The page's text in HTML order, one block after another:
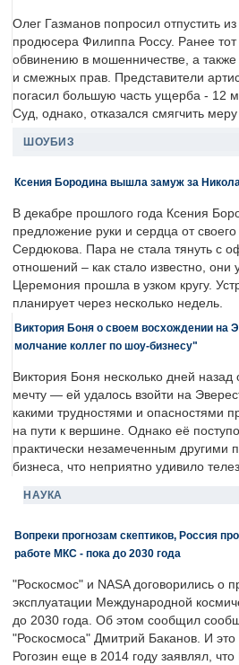
Олег Газманов попросил отпустить
продюсера Филиппа Россу. Ранее
обвинению в мошенничестве, а
и смежных прав. Представители
погасил большую часть ущерба - 12
Суд, однако, отказался смягчить
ШОУБИЗ
Ксения Бородина вышла замуж за
В декабре прошлого года Ксения
предложение руки и сердца от
Сердюкова. Пара не стала тянуть с
отношений – как стало известно, они
Церемония прошла в узком кругу.
планирует через несколько недель.
Виктория Боня о своем восхождении на
молчание коллег по шоу-бизнесу"
Виктория Боня несколько дней
мечту — ей удалось взойти на
какими трудностями и опасностями
на пути к вершине. Однако её
практически незамеченным другими
бизнеса, что неприятно удивило
НАУКА
Вопреки прогнозам скептиков, Россия
работе МКС - пока до 2030 года
"Роскосмос" и NASA договорились о
эксплуатации Международной
до 2030 года. Об этом сообщил
"Роскосмоса" Дмитрий Баканов. И
Рогозин еще в 2014 году заявлял,